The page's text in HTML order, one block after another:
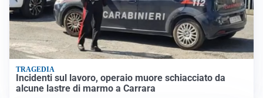
TRAGEDIA
Incidenti sul lavoro, operaio muore schiacciato da
alcune lastre di marmo a Carrara